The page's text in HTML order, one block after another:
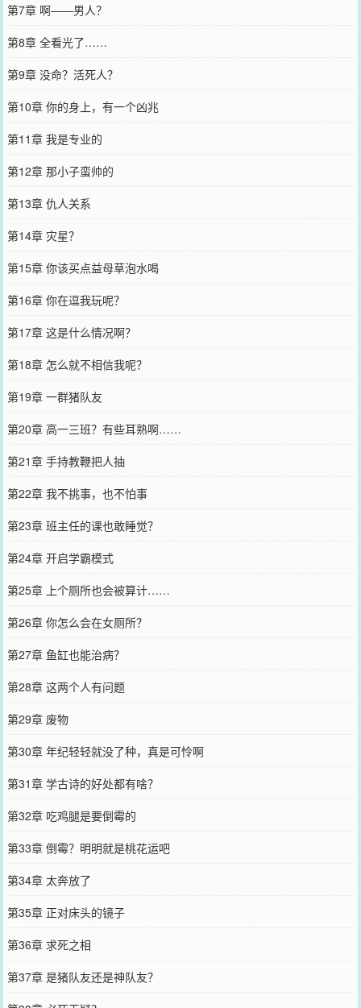
第7章 啊——男人？
第8章 全看光了……
第9章 没命？活死人？
第10章 你的身上，有一个凶兆
第11章 我是专业的
第12章 那小子蛮帅的
第13章 仇人关系
第14章 灾星？
第15章 你该买点益母草泡水喝
第16章 你在逗我玩呢？
第17章 这是什么情况啊？
第18章 怎么就不相信我呢？
第19章 一群猪队友
第20章 高一三班？有些耳熟啊……
第21章 手持教鞭把人抽
第22章 我不挑事，也不怕事
第23章 班主任的课也敢睡觉？
第24章 开启学霸模式
第25章 上个厕所也会被算计……
第26章 你怎么会在女厕所？
第27章 鱼缸也能治病？
第28章 这两个人有问题
第29章 废物
第30章 年纪轻轻就没了种，真是可怜啊
第31章 学古诗的好处都有啥？
第32章 吃鸡腿是要倒霉的
第33章 倒霉？明明就是桃花运吧
第34章 太奔放了
第35章 正对床头的镜子
第36章 求死之相
第37章 是猪队友还是神队友？